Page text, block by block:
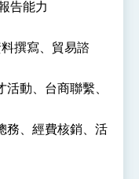
州設立「駐鳳凰城辦
流合作
告能力
撰寫、貿易諮
動、台商聯繫、
務、經費核銷、活